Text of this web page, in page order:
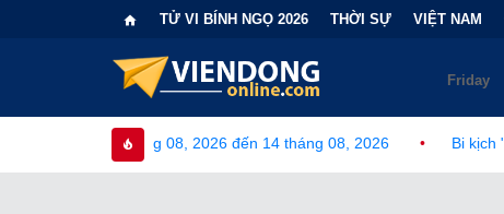
TỬ VI BÍNH NGỌ 2026 THỜI SỰ VIỆT NAM
08, 2026 đến 14 tháng 08, 2026 • Bi kịch "6 lần chọn sai